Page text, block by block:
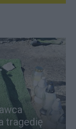
tragedię